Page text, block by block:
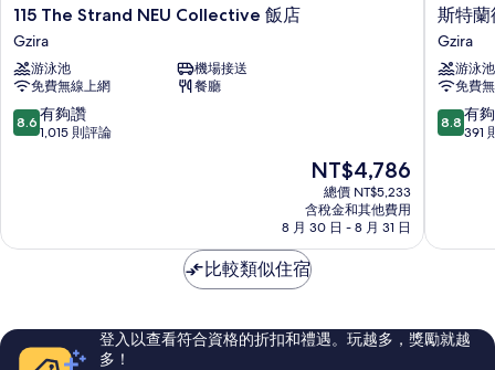
115
The
Strand
NEU
Collective
飯
店
115 The Strand NEU Collective 飯店
Gzira
游泳池
機場接送
免費無線上網
餐廳
8.6
分，
夠
評
論
8.6 有夠讚
1,015 則評論
現
在
價
格
為
NT$4,786
NT$4,786
總價 NT$5,233
含稅金和其他費用
8 月 30 日 - 8 月 31 日
斯
特
蘭
德
套
房
-
斯特
Gzira
游泳池
免費
8.8
分，
夠
評
論
8.8 有
391
比較類似住宿
登入以查看符合資格的折扣和禮遇。玩越多，獎勵就越
多！